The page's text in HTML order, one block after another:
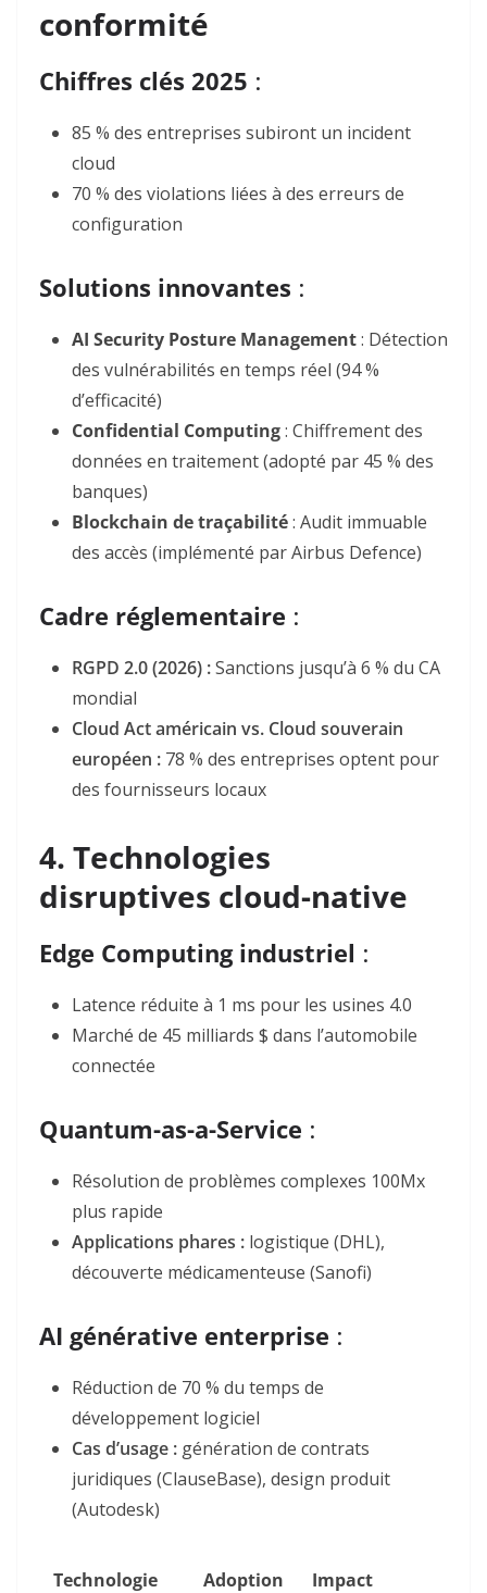
conformité
Chiffres clés 2025 :
85 % des entreprises subiront un incident
cloud
70 % des violations liées à des erreurs de
configuration
Solutions innovantes :
AI Security Posture Management: Détection
des vulnérabilités en temps réel (94 %
d’efficacité)
Confidential Computing: Chiffrement des
données en traitement (adopté par 45 % des
banques)
Blockchain de traçabilité: Audit immuable
des accès (implémenté par Airbus Defence)
Cadre réglementaire :
RGPD 2.0 (2026) :Sanctions jusqu’à 6 % du CA
mondial
Cloud Act américain vs. Cloud souverain
européen : 78 % des entreprises optent pour
des fournisseurs locaux
4. Technologies
disruptives cloud-native
Edge Computing industriel :
Latence réduite à 1 ms pour les usines 4.0
Marché de 45 milliards $ dans l’automobile
connectée
Quantum-as-a-Service :
Résolution de problèmes complexes 100Mx
plus rapide
Applications phares : logistique (DHL),
découverte médicamenteuse (Sanofi)
AI générative enterprise :
Réduction de 70 % du temps de
développement logiciel
Cas d’usage : génération de contrats
juridiques (ClauseBase), design produit
(Autodesk)
Technologie Adoption Impact